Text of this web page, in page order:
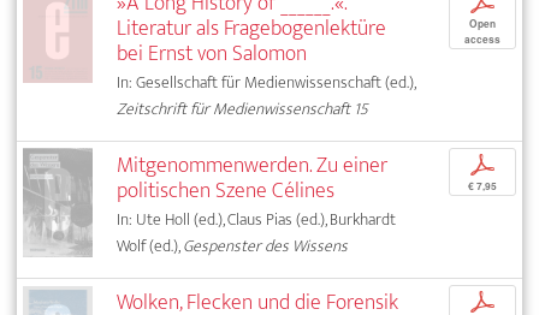
Literatur als Fragebogenlektüre
bei Ernst von Salomon
In: Gesellschaft für Medienwissenschaft (ed.),
Zeitschrift für Medienwissenschaft 15
Open
access
Mitgenommenwerden. Zu einer
politischen Szene Célines
In: Ute Holl (ed.), Claus Pias (ed.), Burkhardt
Wolf (ed.),Gespenster des Wissens
p
€ 7,95
Wolken, Flecken und die Forensik p